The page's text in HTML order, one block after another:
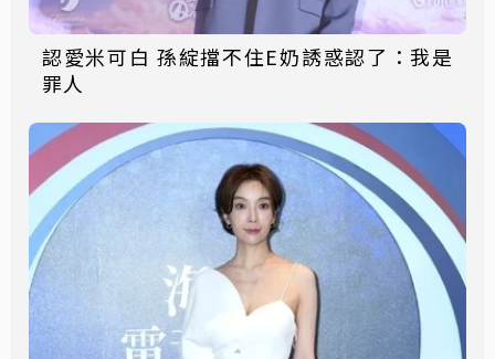
認愛米可白 孫綻擋不住E奶誘惑認了：我是
罪人